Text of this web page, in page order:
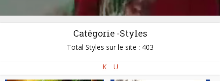
Catégorie -Styles
Total Styles sur le site : 403
K U